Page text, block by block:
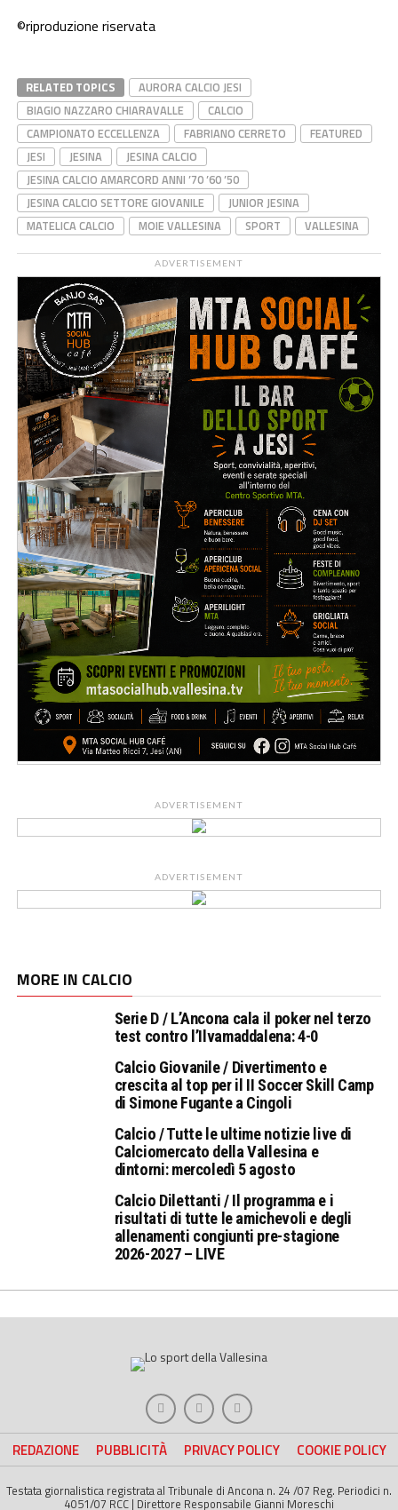
©riproduzione riservata
RELATED TOPICS
AURORA CALCIO JESI
BIAGIO NAZZARO CHIARAVALLE
CALCIO
CAMPIONATO ECCELLENZA
FABRIANO CERRETO
FEATURED
JESI
JESINA
JESINA CALCIO
JESINA CALCIO AMARCORD ANNI ’70 ’60 ’50
JESINA CALCIO SETTORE GIOVANILE
JUNIOR JESINA
MATELICA CALCIO
MOIE VALLESINA SPORT VALLESINA
ADVERTISEMENT
ADVERTISEMENT
ADVERTISEMENT
MORE IN CALCIO
Serie D / L’Ancona cala il poker nel terzo
test contro l’Ilvamaddalena: 4-0
Calcio Giovanile / Divertimento e
crescita al top per il II Soccer Skill Camp
di Simone Fugante a Cingoli
Calcio / Tutte le ultime notizie live di
Calciomercato della Vallesina e
dintorni: mercoledì 5 agosto
Calcio Dilettanti / Il programma e i
risultati di tutte le amichevoli e degli
allenamenti congiunti pre-stagione
2026-2027 – LIVE
REDAZIONE PUBBLICITÀ PRIVACY POLICY COOKIE POLICY
Testata giornalistica registrata al Tribunale di Ancona n. 24 /07 Reg. Periodici n.
4051/07 RCC | Direttore Responsabile Gianni Moreschi